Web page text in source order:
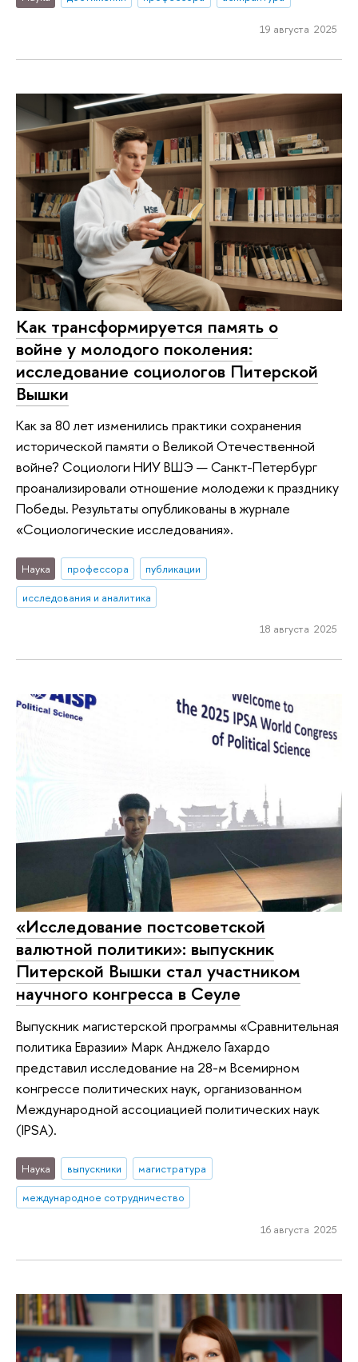
19 августа 2025
Как трансформируется память о
войне у молодого поколения:
исследование социологов Питерской
Вышки
Как за 80 лет изменились практики сохранения
исторической памяти о Великой Отечественной
войне? Социологи НИУ ВШЭ — Санкт-Петербург
проанализировали отношение молодежи к празднику
Победы. Результаты опубликованы в журнале
«Социологические исследования».
Наука профессора
публикации
исследования и аналитика
18 августа 2025
«Исследование постсоветской
валютной политики»: выпускник
Питерской Вышки стал участником
научного конгресса в Сеуле
Выпускник магистерской программы «Сравнительная
политика Евразии» Марк Анджело Гахардо
представил исследование на 28-м Всемирном
конгрессе политических наук, организованном
Международной ассоциацией политических наук
(IPSA).
Наука выпускники
магистратура
международное сотрудничество
16 августа 2025